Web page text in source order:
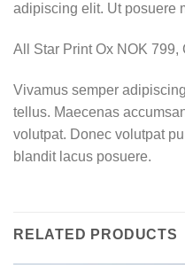
adipiscing elit. Ut posuere
All Star Print Ox NOK 799,
Vivamus semper
tellus. Maecenas
volutpat. Donec volutpat
blandit lacus posuere.
RELATED PRODUCTS